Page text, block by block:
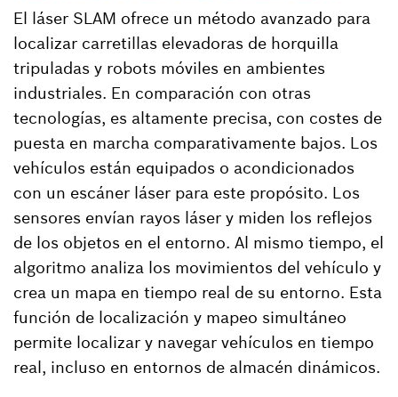
El láser SLAM ofrece un método avanzado para
localizar carretillas elevadoras de horquilla
tripuladas y robots móviles en ambientes
industriales. En comparación con otras
tecnologías, es altamente precisa, con costes de
puesta en marcha comparativamente bajos. Los
vehículos están equipados o acondicionados
con un escáner láser para este propósito. Los
sensores envían rayos láser y miden los reflejos
de los objetos en el entorno. Al mismo tiempo, el
algoritmo analiza los movimientos del vehículo y
crea un mapa en tiempo real de su entorno. Esta
función de localización y mapeo simultáneo
permite localizar y navegar vehículos en tiempo
real, incluso en entornos de almacén dinámicos.